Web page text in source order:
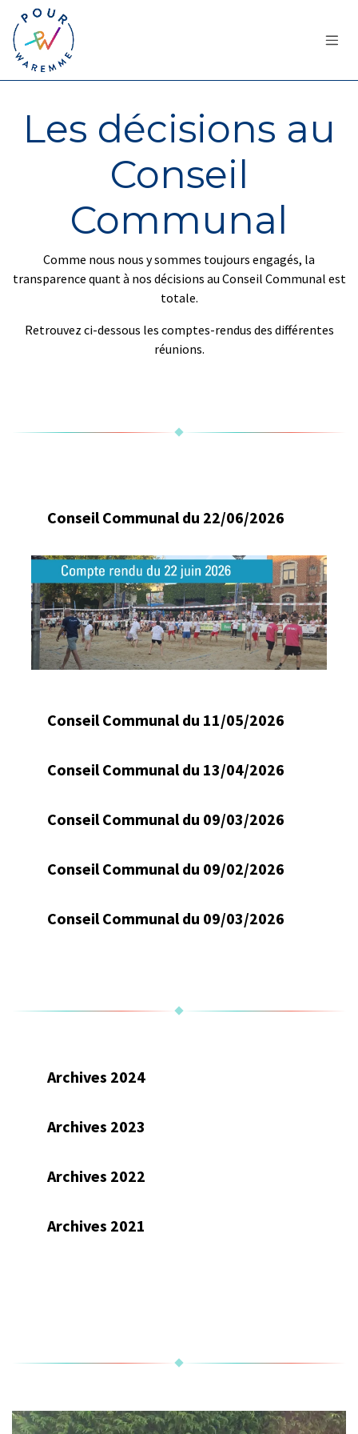
Se rendre au contenu
Les décisions au
Conseil
Communal
Comme nous nous y sommes toujours engagés, la
transparence quant à nos décisions au Conseil Communal est
totale.
Retrouvez ci-dessous les comptes-rendus des différentes
réunions.
Conseil Communal du 22/06/2026
Conseil Communal du 11/05/2026
Conseil Communal du 13/04/2026
Conseil Communal du 09/03/2026
Conseil Communal du 09/02/2026
Conseil Communal du 09/03/2026
Archives 2024
Archives 2023
Archives 2022
Archives 2021